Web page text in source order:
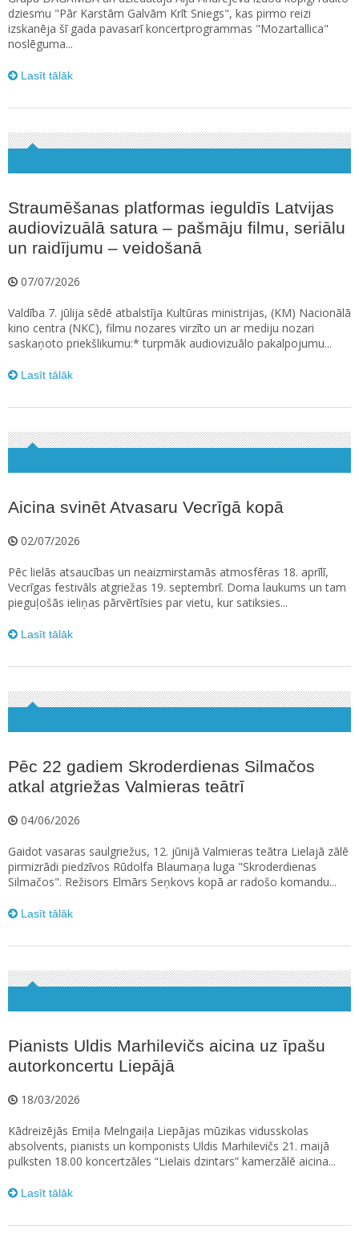
dziesmu "Pār Karstām Galvām Krīt Sniegs", kas pirmo reizi
izskanēja šī gada pavasarī koncertprogrammas "Mozartallica"
noslēguma...
Lasīt tālāk
Straumēšanas platformas ieguldīs Latvijas
audiovizuālā satura – pašmāju filmu, seriālu
un raidījumu – veidošanā
07/07/2026
Valdība 7. jūlija sēdē atbalstīja Kultūras ministrijas, (KM) Nacionālā
kino centra (NKC), filmu nozares virzīto un ar mediju nozari
saskaņoto priekšlikumu:* turpmāk audiovizuālo pakalpojumu...
Lasīt tālāk
Aicina svinēt Atvasaru Vecrīgā kopā
02/07/2026
Pēc lielās atsaucības un neaizmirstamās atmosfēras 18. aprīlī,
Vecrīgas festivāls atgriežas 19. septembrī. Doma laukums un tam
pieguļošās ieliņas pārvērtīsies par vietu, kur satiksies...
Lasīt tālāk
Pēc 22 gadiem Skroderdienas Silmačos
atkal atgriežas Valmieras teātrī
04/06/2026
Gaidot vasaras saulgriežus, 12. jūnijā Valmieras teātra Lielajā zālē
pirmizrādi piedzīvos Rūdolfa Blaumaņa luga "Skroderdienas
Silmačos". Režisors Elmārs Seņkovs kopā ar radošo komandu...
Lasīt tālāk
Pianists Uldis Marhilevičs aicina uz īpašu
autorkoncertu Liepājā
18/03/2026
Kādreizējās Emiļa Melngaiļa Liepājas mūzikas vidusskolas
absolvents, pianists un komponists Uldis Marhilevičs 21. maijā
pulksten 18.00 koncertzāles “Lielais dzintars” kamerzālē aicina...
Lasīt tālāk